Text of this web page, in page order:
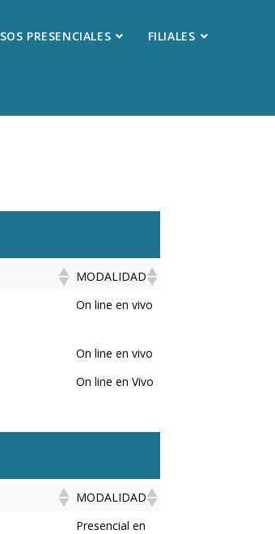
PRESENCIALES FILIALES
MODALIDAD
MODALIDAD
On line en vivo
On line en vivo
On line en Vivo
MODALIDAD
MODALIDAD
Presencial en